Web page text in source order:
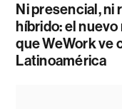
Ni presencial, ni
híbrido: el
que WeWork ve
Latinoamérica